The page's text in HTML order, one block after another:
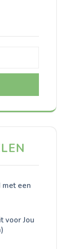
een
voor Jou